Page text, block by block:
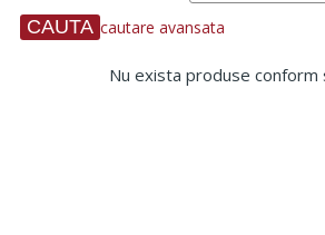
cautare avansata
Nu exista produse conform